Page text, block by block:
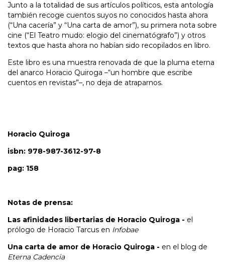
Junto a la totalidad de sus artículos políticos, esta antología
también recoge cuentos suyos no conocidos hasta ahora
(“Una cacería” y “Una carta de amor”), su primera nota sobre
cine (“El Teatro mudo: elogio del cinematógrafo”) y otros
textos que hasta ahora no habían sido recopilados en libro.
Este libro es una muestra renovada de que la pluma eterna
del anarco Horacio Quiroga –“un hombre que escribe
cuentos en revistas”–, no deja de atraparnos.
Horacio Quiroga
isbn: 978-987-3612-97-8
pag: 158
Notas de prensa:
Las afinidades libertarias de Horacio Quiroga - el
prólogo de Horacio Tarcus en Infobae
Una carta de amor de Horacio Quiroga - en el blog de
Eterna Cadencia